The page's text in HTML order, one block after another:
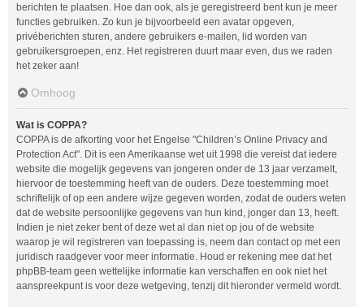
berichten te plaatsen. Hoe dan ook, als je geregistreerd bent kun je meer
functies gebruiken. Zo kun je bijvoorbeeld een avatar opgeven,
privéberichten sturen, andere gebruikers e-mailen, lid worden van
gebruikersgroepen, enz. Het registreren duurt maar even, dus we raden
het zeker aan!
Omhoog
Wat is COPPA?
COPPA is de afkorting voor het Engelse "Children’s Online Privacy and
Protection Act". Dit is een Amerikaanse wet uit 1998 die vereist dat iedere
website die mogelijk gegevens van jongeren onder de 13 jaar verzamelt,
hiervoor de toestemming heeft van de ouders. Deze toestemming moet
schriftelijk of op een andere wijze gegeven worden, zodat de ouders weten
dat de website persoonlijke gegevens van hun kind, jonger dan 13, heeft.
Indien je niet zeker bent of deze wet al dan niet op jou of de website
waarop je wil registreren van toepassing is, neem dan contact op met een
juridisch raadgever voor meer informatie. Houd er rekening mee dat het
phpBB-team geen wettelijke informatie kan verschaffen en ook niet het
aanspreekpunt is voor deze wetgeving, tenzij dit hieronder vermeld wordt.